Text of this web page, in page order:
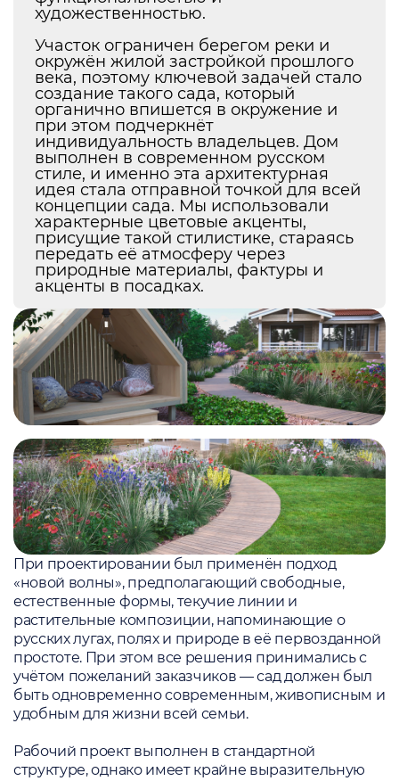
художественностью.
Участок ограничен берегом реки и
окружён жилой застройкой прошлого
века, поэтому ключевой задачей стало
создание такого сада, который
органично впишется в окружение и
при этом подчеркнёт
индивидуальность владельцев. Дом
выполнен в современном русском
стиле, и именно эта архитектурная
идея стала отправной точкой для всей
концепции сада. Мы использовали
характерные цветовые акценты,
присущие такой стилистике, стараясь
передать её атмосферу через
природные материалы, фактуры и
акценты в посадках.
При проектировании был применён подход
«новой волны», предполагающий свободные,
естественные формы, текучие линии и
растительные композиции, напоминающие о
русских лугах, полях и природе в её первозданной
простоте. При этом все решения принимались с
учётом пожеланий заказчиков — сад должен был
быть одновременно современным, живописным и
удобным для жизни всей семьи.
Рабочий проект выполнен в стандартной
структуре, однако имеет крайне выразительную